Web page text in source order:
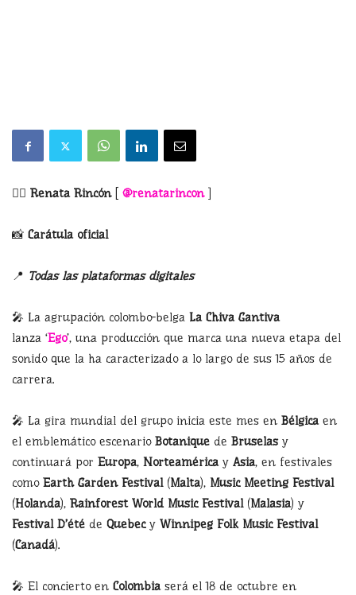
✍🏻 Renata Rincón[ @renatarincon]
📸 Carátula oficial
📍 Todas las plataformas digitales
🎤 La agrupación colombo-belga La Chiva Gantiva
lanza ‘Ego’, una producción que marca una nueva etapa del
sonido que la ha caracterizado a lo largo de sus 15 años de
carrera.
🎤 La gira mundial del grupo inicia este mes en Bélgicaen
el emblemático escenario Botanique de Bruselasy
continuará por Europa, Norteamérica y Asia, en festivales
como Earth Garden Festival(Malta), Music Meeting Festival
(Holanda), Rainforest World Music Festival(Malasia) y
Festival D’été de Quebecy Winnipeg Folk Music Festival
(Canadá).
🎤 El concierto en Colombiaserá el 18 de octubre en